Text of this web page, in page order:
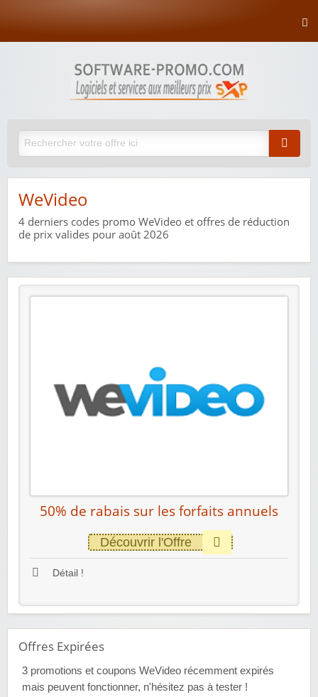
WeVideo
4 derniers codes promo WeVideo et offres de réduction
de prix valides pour août 2026
50% de rabais sur les forfaits annuels
Découvrir l'Offre
Détail !
Offres Expirées
3 promotions et coupons WeVideo récemment expirés
mais peuvent fonctionner, n'hésitez pas à tester !